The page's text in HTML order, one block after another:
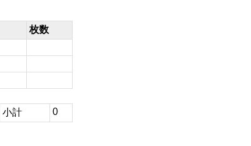
枚数
小計 0